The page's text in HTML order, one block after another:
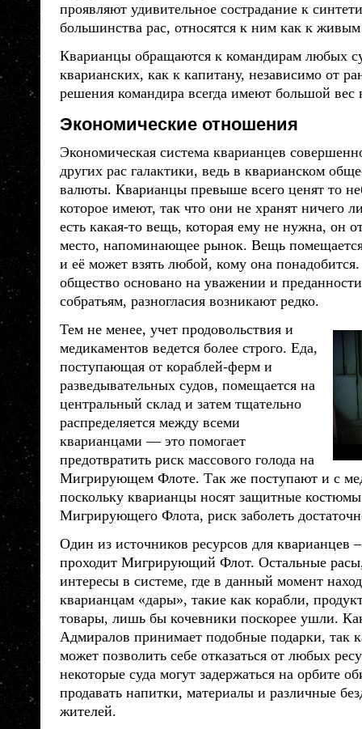
проявляют удивительное сострадание к
большинства рас, относятся к ним как к
Кварианцы обращаются к командирам любых
кварианских, как к капитану, независимо от
решения командира всегда имеют большой вес
Экономические отношения
Экономическая система кварианцев
других рас галактики, ведь в кварианском
валюты. Кварианцы превыше всего ценят то
которое имеют, так что они не хранят ничего
есть какая-то вещь, которая ему не нужна, он
место, напоминающее рынок. Вещь
и её может взять любой, кому она
общество основано на уважении и
собратьям, разногласия возникают редко.
Тем не менее, учет продовольствия и
медикаментов ведется более строго. Еда,
поступающая от кораблей-ферм и
разведывательных судов, помещается на
центральный склад и затем тщательно
распределяется между всеми
кварианцами — это помогает
предотвратить риск массового голода на
Мигрирующем Флоте. Так же поступают и с
поскольку кварианцы носят защитные
Мигрирующего Флота, риск заболеть
Один из источников ресурсов для кварианцев
проходит Мигрирующий Флот. Остальные расы
интересы в системе, где в данный момент
кварианцам «дары», такие как корабли,
товары, лишь бы кочевники поскорее ушли.
Адмиралов принимает подобные подарки,
может позволить себе отказаться от любых
некоторые суда могут задержаться на орбите
продавать напитки, материалы и различные
жителей.